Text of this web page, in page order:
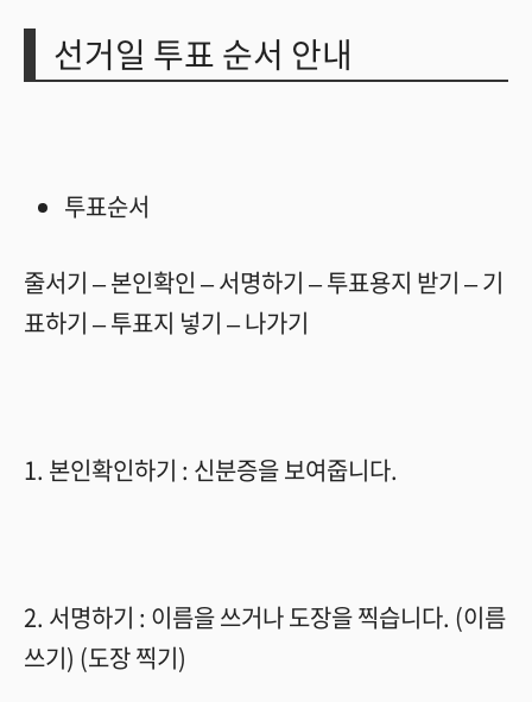
선거일 투표 순서 안내
투표순서
줄서기 –본인확인 –서명하기 –투표용지 받기 –기
표하기 –투표지 넣기 –나가기
1. 본인확인하기 : 신분증을 보여줍니다.
2. 서명하기 : 이름을 쓰거나 도장을 찍습니다. (이름
쓰기) (도장 찍기)